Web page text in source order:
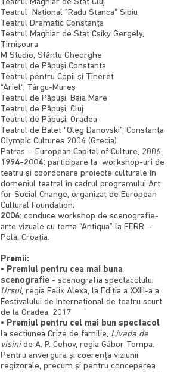
Teatrul Maghiar de Stat Cluj
Teatrul Naţional "Radu Stanca" Sibiu
Teatrul Dramatic Constanţa
Teatrul Maghiar de Stat Csiky Gergely,
Timişoara
M Studio, Sfântu Gheorghe
Teatrul de Păpuşi Constanţa
Teatrul pentru Copii şi Tineret
“Ariel“, Târgu-Mureş
Teatrul de Păpuşi. Baia Mare
Teatrul de Păpuşi, Cluj
Teatrul de Păpuşi, Oradea
Teatrul de Balet “Oleg Danovski”, Constanţa
Olympic Cultures 2004 (Grecia)
Patras – European Capital of Culture, 2006
1994-2004: participare la workshop-uri de
teatru şi coordonare proiecte culturale în
domeniul teatral în cadrul programului Art
for Social Change, organizat de European
Cultural Foundation;
2006: conduce workshop de scenografie-
arte vizuale cu tema “Antiqua” la FERR –
Pola, Croaţia.
Premii:
• Premiul pentru cea mai buna
scenografie - scenografia spectacolului
Ursul, regia Felix Alexa, la Ediția a XXIII-a a
Festivalului de Internațional de teatru scurt
de la Oradea, 2017
• Premiul pentru cel mai bun spectacol
la sectiunea Crize de familie, Livada de
visini de A. P. Cehov, regia Gábor Tompa.
Pentru anvergura şi coerenţa viziunii
regizorale, precum şi pentru conceperea